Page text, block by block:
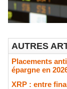
AUTRES
Placements
épargne en
XRP : entre